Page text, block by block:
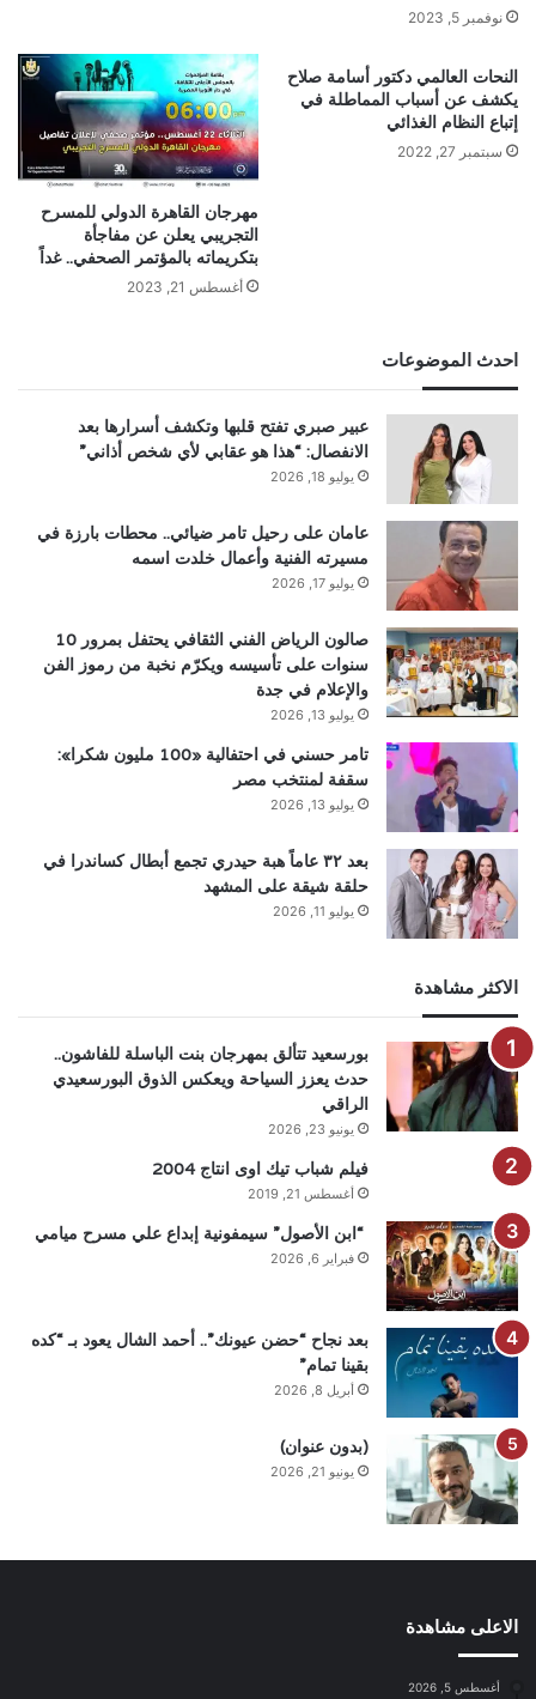
نوفمبر 5, 2023
النحات العالمي دكتور أسامة صلاح
يكشف عن أسباب المماطلة في
إتباع النظام الغذائي
سبتمبر 27, 2022
مهرجان القاهرة الدولي للمسرح
التجريبي يعلن عن مفاجأة
بتكريماته بالمؤتمر الصحفي.. غداً
أغسطس 21, 2023
احدث الموضوعات
عبير صبري تفتح قلبها وتكشف أسرارها بعد
الانفصال: “هذا هو عقابي لأي شخص أذاني”
يوليو 18, 2026
عامان على رحيل تامر ضيائي.. محطات بارزة في
مسيرته الفنية وأعمال خلدت اسمه
يوليو 17, 2026
صالون الرياض الفني الثقافي يحتفل بمرور 10
سنوات على تأسيسه ويكرّم نخبة من رموز الفن
والإعلام في جدة
يوليو 13, 2026
تامر حسني في احتفالية «100 مليون شكرا»:
سقفة لمنتخب مصر
يوليو 13, 2026
بعد ٣٢ عاماً هبة حيدري تجمع أبطال كساندرا في
حلقة شيقة على المشهد
يوليو 11, 2026
الاكثر مشاهدة
بورسعيد تتألق بمهرجان بنت الباسلة للفاشون..
حدث يعزز السياحة ويعكس الذوق البورسعيدي
الراقي
يونيو 23, 2026
فيلم شباب تيك اوى انتاج 2004
أغسطس 21, 2019
“ابن الأصول” سيمفونية إبداع علي مسرح ميامي
فبراير 6, 2026
بعد نجاح “حضن عيونك”.. أحمد الشال يعود بـ “كده
بقينا تمام”
أبريل 8, 2026
(بدون عنوان)
يونيو 21, 2026
الاعلى مشاهدة
أغسطس 5, 2026